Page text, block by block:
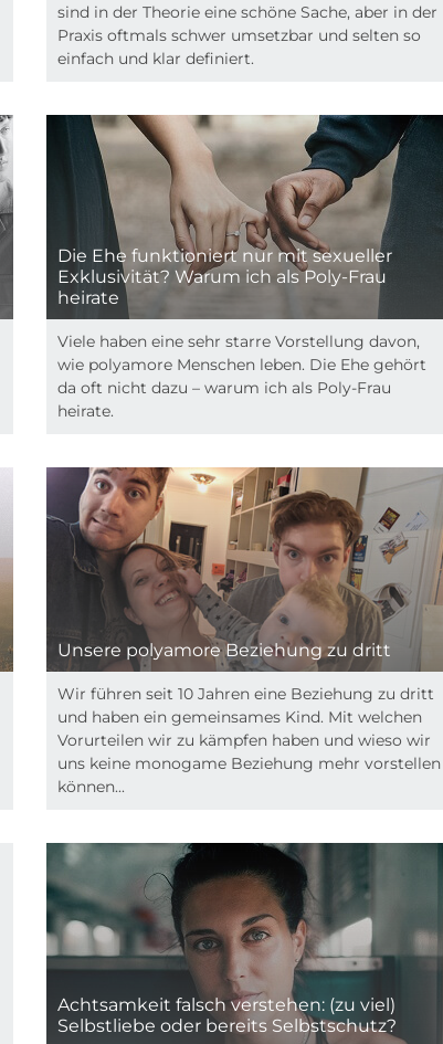
sind in der Theorie eine schöne Sache, aber in der
Praxis oftmals schwer umsetzbar und selten so
einfach und klar definiert.
Die Ehe funktioniert nur mit sexueller
Exklusivität? Warum ich als Poly-Frau
heirate
Viele haben eine sehr starre Vorstellung davon,
wie polyamore Menschen leben. Die Ehe gehört
da oft nicht dazu – warum ich als Poly-Frau
heirate.
Unsere polyamore Beziehung zu dritt
Wir führen seit 10 Jahren eine Beziehung zu dritt
und haben ein gemeinsames Kind. Mit welchen
Vorurteilen wir zu kämpfen haben und wieso wir
uns keine monogame Beziehung mehr vorstellen
können...
Achtsamkeit falsch verstehen: (zu viel)
Selbstliebe oder bereits Selbstschutz?